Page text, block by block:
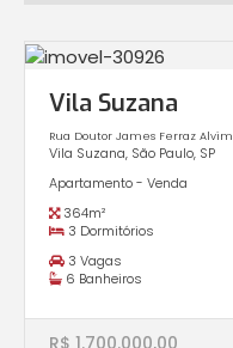
Vila Suzana
Rua Doutor James Ferraz Alvim
Vila Suzana, São Paulo, SP
Apartamento - Venda
364m²
3 Dormitórios
3 Vagas
6 Banheiros
R$ 1.700.000,00